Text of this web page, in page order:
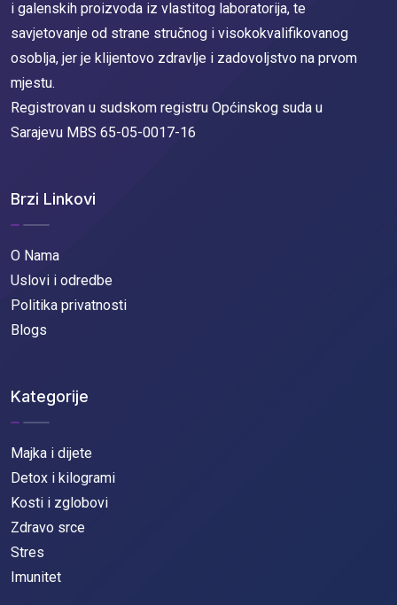
i galenskih proizvoda iz vlastitog laboratorija, te
savjetovanje od strane stručnog i visokokvalifikovanog
osoblja, jer je klijentovo zdravlje i zadovoljstvo na prvom
mjestu.
Registrovan u sudskom registru Općinskog suda u
Sarajevu MBS 65-05-0017-16
Brzi Linkovi
O Nama
Uslovi i odredbe
Politika privatnosti
Blogs
Kategorije
Majka i dijete
Detox i kilogrami
Kosti i zglobovi
Zdravo srce
Stres
Imunitet